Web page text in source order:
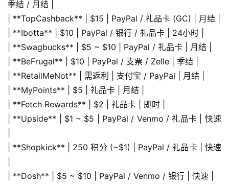
季结 / 月结 |
| **TopCashback** | $15 | PayPal / 礼品卡 (GC) | 月结 |
| **Ibotta** | $10 | PayPal / 银行 / 礼品卡 | 24小时 |
| **Swagbucks** | $5 ~ $10 | PayPal / 礼品卡 | 月结 |
| **BeFrugal** | $10 | PayPal / 支票 / Zelle | 季结 |
| **RetailMeNot** | 需返利 | 支付宝 / PayPal | 月结 |
| **MyPoints** | $5 | 礼品卡 | 月结 |
| **Fetch Rewards** | $2 | 礼品卡 | 即时 |
| **Upside** | $1 ~ $5 | PayPal / Venmo / 礼品卡 | 快速
| **Shopkick** | 250 积分 (~$1) | PayPal / 礼品卡 | 快速
| **Dosh** | $5 ~ $10 | PayPal / Venmo / 银行 | 快速 |